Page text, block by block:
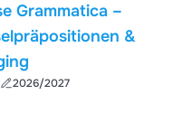
Grammatica –
&
2026/2027